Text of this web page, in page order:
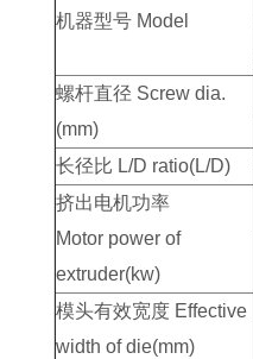
机器型号 Model
螺杆直径 Screw dia.
(mm)
长径比 L/D ratio(L/D)
挤出电机功率
Motor power of
extruder(kw)
模头有效宽度 Effective
width of die(mm)